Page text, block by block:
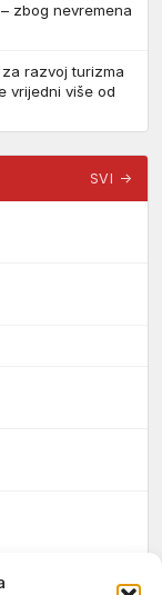
zbog nevremena
za razvoj turizma
vrijedni više od
SVI →
radnica